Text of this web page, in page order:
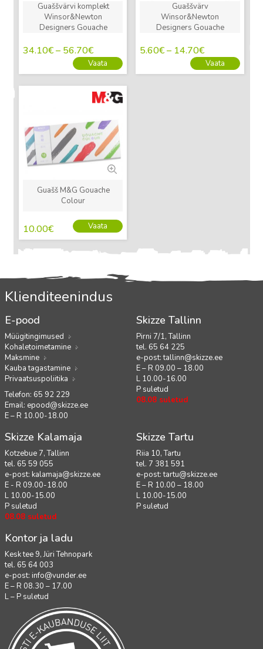
Guaššvärvi komplekt
Winsor&Newton
Designers Gouache
34.10€– 56.70€
Vaata
Guaššvärv
Winsor&Newton
Designers Gouache
5.60€– 14.70€
Vaata
Guašš M&G Gouache
Colour
10.00€ Vaata
Klienditeenindus
E-pood
Müügitingimused
Kohaletoimetamine
Maksmine
Kauba tagastamine
Privaatsuspoliitika
Telefon: 65 92 229
Email: epood@skizze.ee
E – R 10.00-18.00
Skizze Tallinn
Pirni 7/1, Tallinn
tel. 65 64 225
e-post:tallinn@skizze.ee
E – R 09.00 – 18.00
L 10.00-16.00
P suletud
08.08 suletud
Skizze Kalamaja
Kotzebue 7, Tallinn
tel. 65 59 055
e-post: kalamaja@skizze.ee
E - R 09.00-18.00
L 10.00-15.00
P suletud
08.08 suletud
Skizze Tartu
Riia 10, Tartu
tel. 7 381 591
e-post:tartu@skizze.ee
E – R 10.00 – 18.00
L 10.00-15.00
P suletud
Kontor ja ladu
Kesk tee 9, Jüri Tehnopark
tel. 65 64 003
e-post: info@vunder.ee
E – R 08.30 – 17.00
L – P suletud